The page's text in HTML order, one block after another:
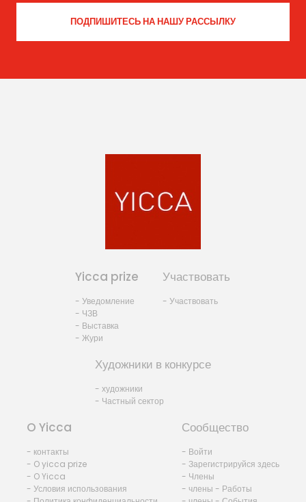
Yicca prize
- Уведомление
- ЧЗВ
- Выставка
- Жури
Участвовать
- Участвовать
Художники в конкурсе
- художники
- Частный сектор
O Yicca
- контакты
- O yicca prize
- O Yicca
- Условия использования
Сообщество
- Войти
- Зарегистрируйся здесь
- Члены
- члены - Работы